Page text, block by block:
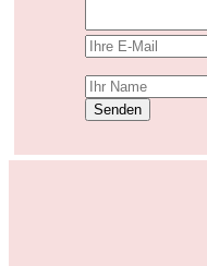
Senden